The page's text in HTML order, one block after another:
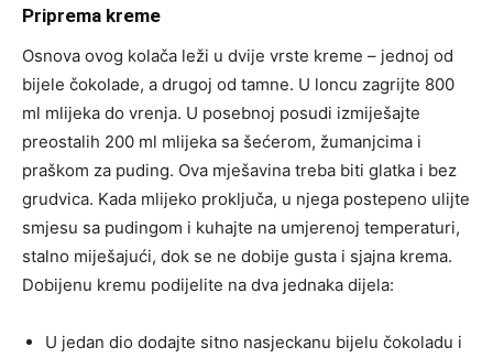
Priprema kreme
Osnova ovog kolača leži u dvije vrste kreme – jednoj od
bijele čokolade, a drugoj od tamne. U loncu zagrijte 800
ml mlijeka do vrenja. U posebnoj posudi izmiješajte
preostalih 200 ml mlijeka sa šećerom, žumanjcima i
praškom za puding. Ova mješavina treba biti glatka i bez
grudvica. Kada mlijeko proključa, u njega postepeno ulijte
smjesu sa pudingom i kuhajte na umjerenoj temperaturi,
stalno miješajući, dok se ne dobije gusta i sjajna krema.
Dobijenu kremu podijelite na dva jednaka dijela:
U jedan dio dodajte sitno nasjeckanu bijelu čokoladu i